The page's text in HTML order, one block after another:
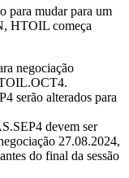
para mudar para um
HTOIL começa
negociação
serão alterados para
devem ser
27.08.2024,
do final da sessão